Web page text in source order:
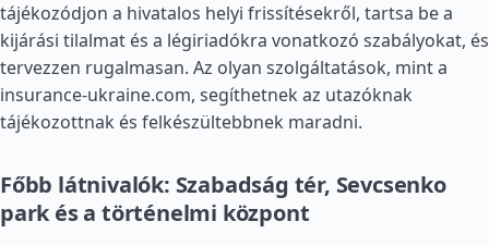
tájékozódjon a hivatalos helyi frissítésekről, tartsa be a
kijárási tilalmat és a légiriadókra vonatkozó szabályokat, és
tervezzen rugalmasan. Az olyan szolgáltatások, mint a
insurance-ukraine.com, segíthetnek az utazóknak
tájékozottnak és felkészültebbnek maradni.
Főbb látnivalók: Szabadság tér, Sevcsenko
park és a történelmi központ